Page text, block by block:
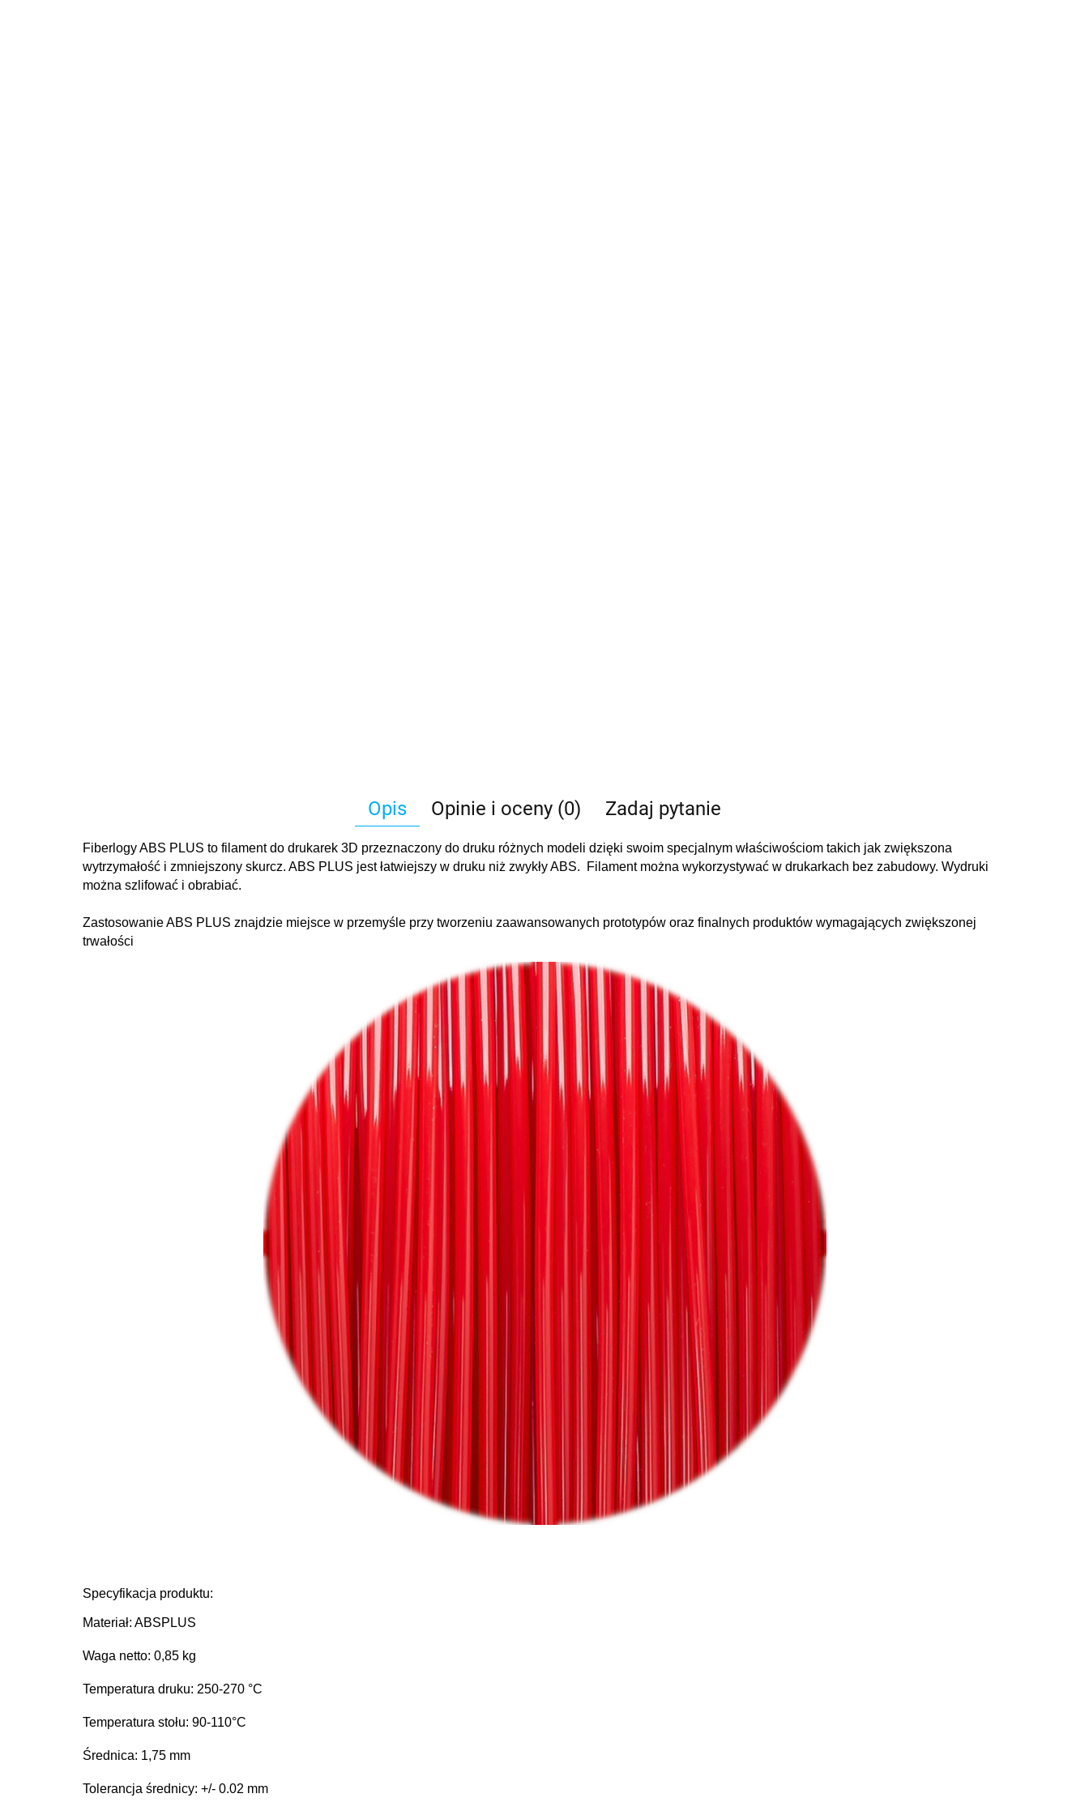
Opis Opinie i oceny (0) Zadaj pytanie
Fiberlogy ABS PLUS to filament do drukarek 3D przeznaczony do druku różnych modeli dzięki swoim specjalnym właściwościom takich jak zwiększona
wytrzymałość i zmniejszony skurcz. ABS PLUS jest łatwiejszy w druku niż zwykły ABS. Filament można wykorzystywać w drukarkach bez zabudowy. Wydruki
można szlifować i obrabiać.
Zastosowanie ABS PLUS znajdzie miejsce w przemyśle przy tworzeniu zaawansowanych prototypów oraz finalnych produktów wymagających zwiększonej
trwałości
Specyfikacja produktu:
Materiał: ABSPLUS
Waga netto: 0,85 kg
Temperatura druku: 250-270 °C
Temperatura stołu: 90-110°C
Średnica: 1,75 mm
Tolerancja średnicy: +/- 0.02 mm